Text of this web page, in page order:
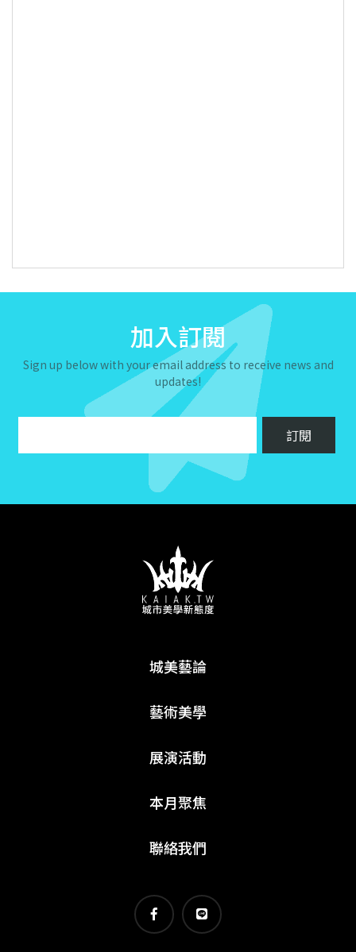
加入訂閱
Sign up below with your email address to receive news and
updates!
城美藝論
藝術美學
展演活動
本月聚焦
聯絡我們